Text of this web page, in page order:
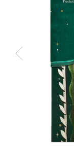
EMPFINDLICHE
PURE
ALLE